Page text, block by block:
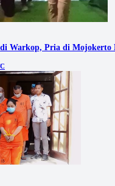
Warkop, Pria di Mojokerto